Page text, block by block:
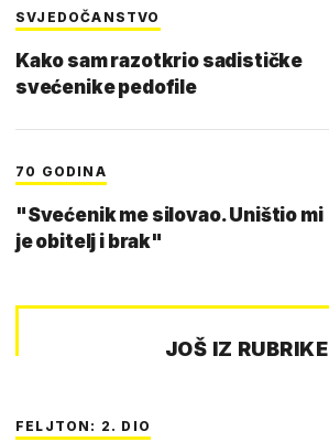
SVJEDOČANSTVO
Kako sam razotkrio sadističke
svećenike pedofile
70 GODINA
"Svećenik me silovao. Uništio mi
je obitelj i brak"
JOŠ IZ RUBRIKE
FELJTON: 2. DIO